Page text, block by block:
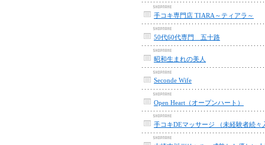
手コキ専門店 TIARA～ティアラ～
50代60代専門 五十路
昭和生まれの美人
Seconde Wife
Open Heart（オープンハート）